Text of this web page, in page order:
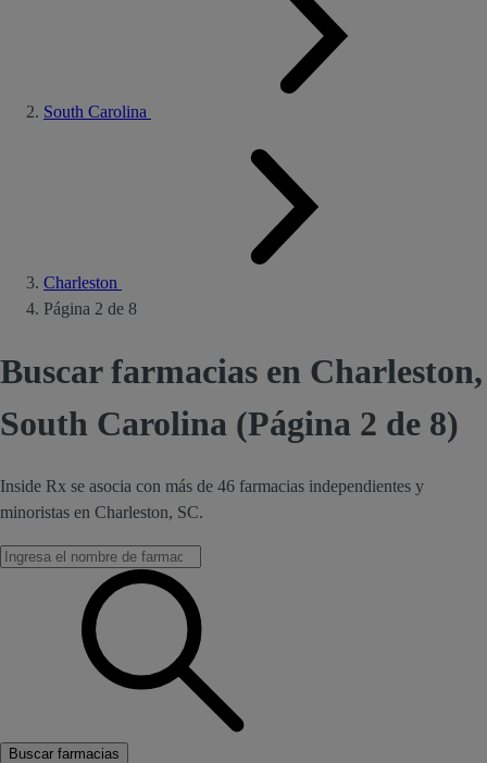
South Carolina
Charleston
Página 2 de 8
Buscar farmacias en Charleston,
South Carolina (Página 2 de 8)
Inside Rx se asocia con más de 46 farmacias independientes y
minoristas en Charleston, SC.
Buscar farmacias